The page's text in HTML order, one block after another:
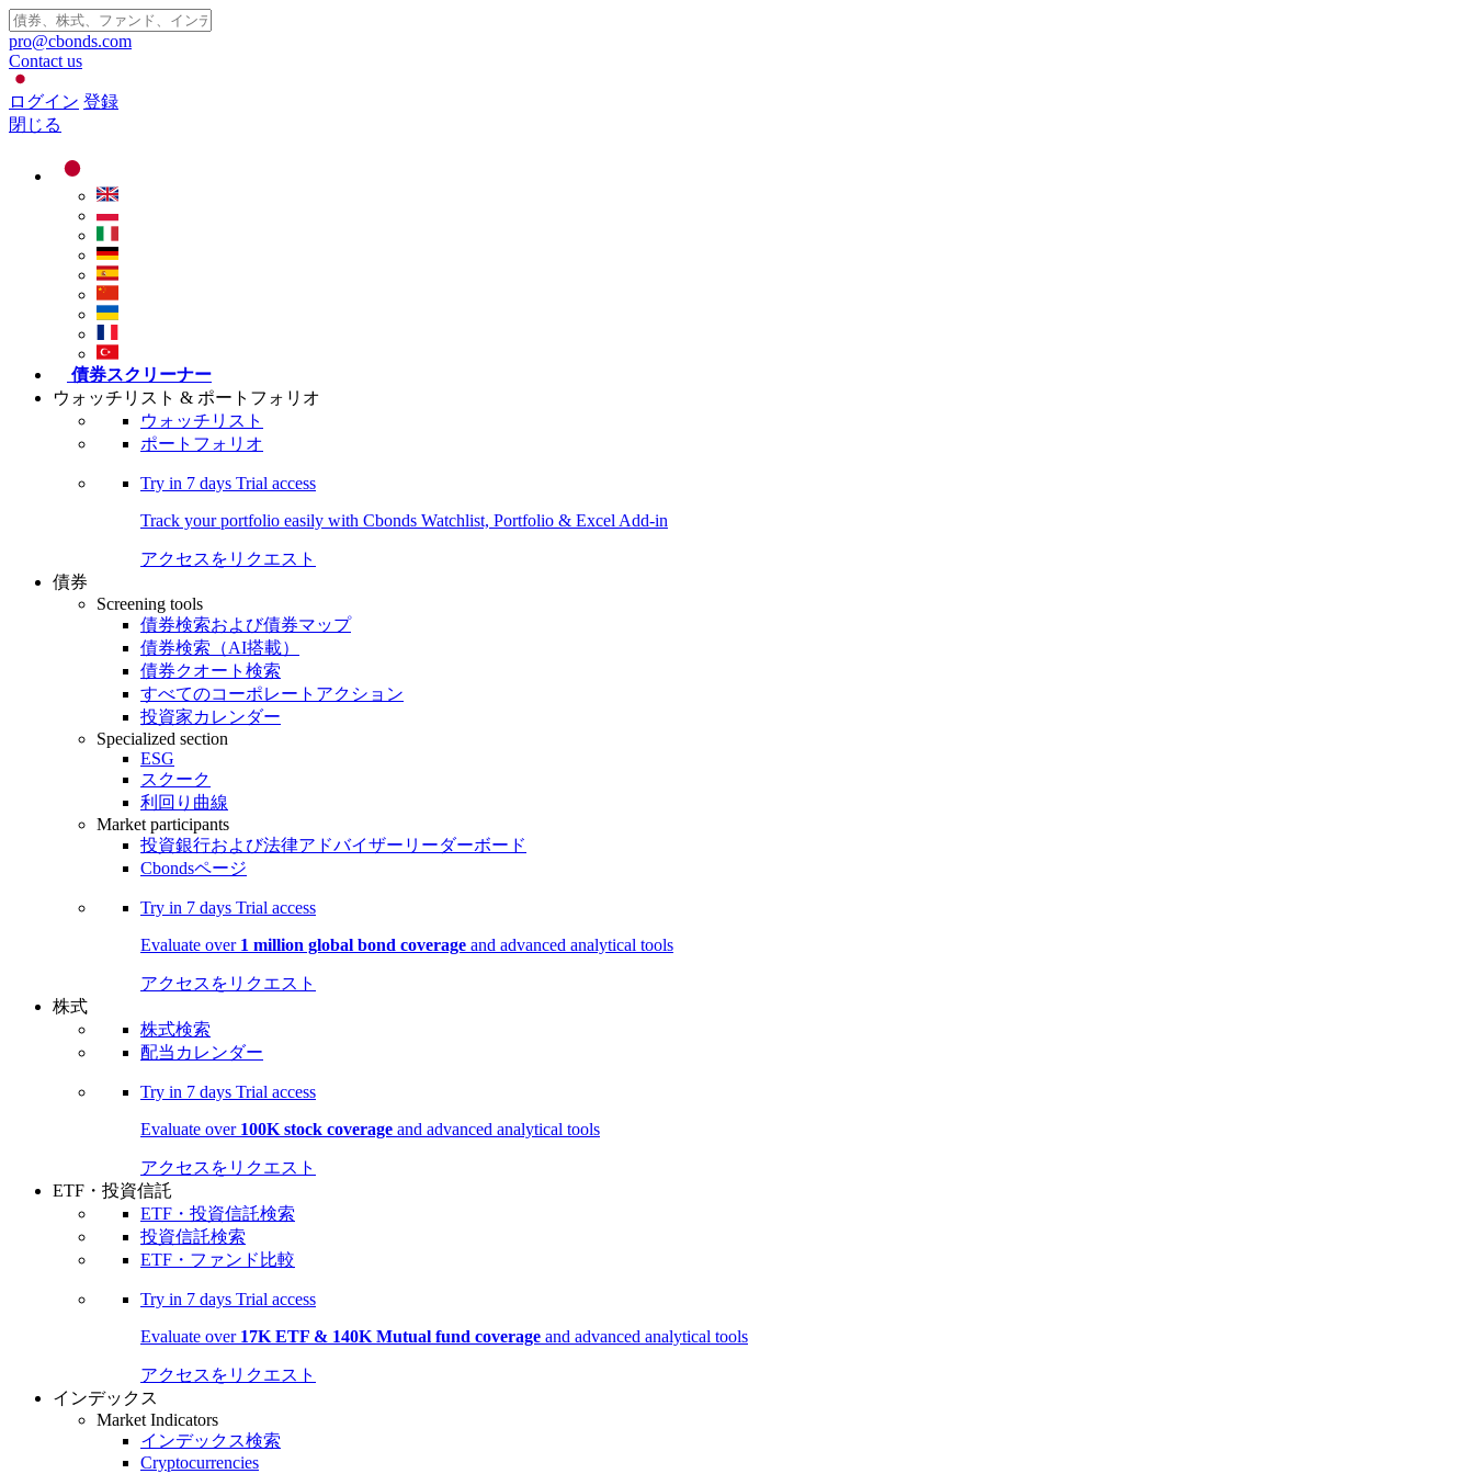
pro@cbonds.com
Contact us
ログイン 登録
閉じる
債券スクリーナー
ウォッチリスト & ポートフォリオ
ウォッチリスト
ポートフォリオ
Try in 7 days Trial access
Track your portfolio easily with Cbonds Watchlist, Portfolio & Excel Add-in
アクセスをリクエスト
債券
Screening tools
債券検索および債券マップ
債券検索（AI搭載）
債券クオート検索
すべてのコーポレートアクション
投資家カレンダー
Specialized section
ESG
スクーク
利回り曲線
Market participants
投資銀行および法律アドバイザーリーダーボード
Cbondsページ
Try in 7 days Trial access
Evaluate over 1 million global bond coverage and advanced analytical tools
アクセスをリクエスト
株式
株式検索
配当カレンダー
Try in 7 days Trial access
Evaluate over 100K stock coverage and advanced analytical tools
アクセスをリクエスト
ETF・投資信託
ETF・投資信託検索
投資信託検索
ETF・ファンド比較
Try in 7 days Trial access
Evaluate over 17K ETF & 140K Mutual fund coverage and advanced analytical tools
アクセスをリクエスト
インデックス
Market Indicators
インデックス検索
Cryptocurrencies